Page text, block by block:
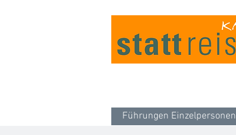
Führungen Einzelpersonen